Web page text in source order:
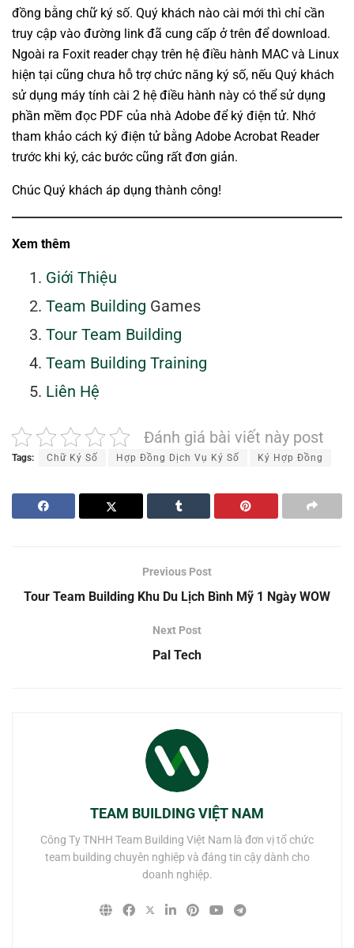
đồng bằng chữ ký số. Quý khách nào cài mới thì chỉ cần
truy cập vào đường link đã cung cấp ở trên để download.
Ngoài ra Foxit reader chạy trên hệ điều hành MAC và Linux
hiện tại cũng chưa hỗ trợ chức năng ký số, nếu Quý khách
sử dụng máy tính cài 2 hệ điều hành này có thể sử dụng
phần mềm đọc PDF của nhà Adobe để ký điện tử. Nhớ
tham khảo cách ký điện tử bằng Adobe Acrobat Reader
trước khi ký, các bước cũng rất đơn giản.
Chúc Quý khách áp dụng thành công!
Xem thêm
Giới Thiệu
Team Building Games
Tour Team Building
Team Building Training
Liên Hệ
Đánh giá bài viết này post
Tags: Chữ Ký Số Hợp Đồng Dịch Vụ Ký Số Ký Hợp Đồng
Previous Post
Tour Team Building Khu Du Lịch Bình Mỹ 1 Ngày WOW
Next Post
Pal Tech
TEAM BUILDING VIỆT NAM
Công Ty TNHH Team Building Việt Nam là đơn vị tổ chức
team building chuyên nghiệp và đáng tin cậy dành cho
doanh nghiệp.